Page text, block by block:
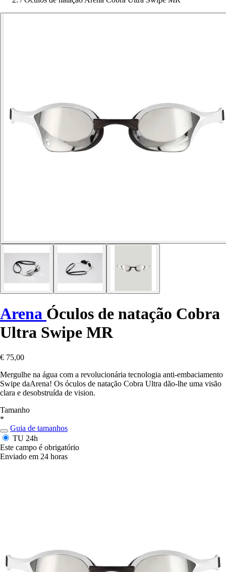
Arena Óculos de natação Cobra
Ultra Swipe MR
€ 75,00
Mergulhe na água com a revolucionária tecnologia anti-embaciamento
Swipe daArena! Os óculos de natação Cobra Ultra dão-lhe uma visão
clara e desobstruída de vision.
Tamanho
*
Guia de tamanhos
TU 24h
Este campo é obrigatório
Enviado em 24 horas